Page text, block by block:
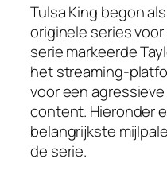
Tulsa King begon
originele series voor
serie markeerde
het streaming-
voor een
content. Hieronder
belangrijkste
de serie.